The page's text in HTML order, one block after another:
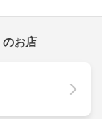
のお店